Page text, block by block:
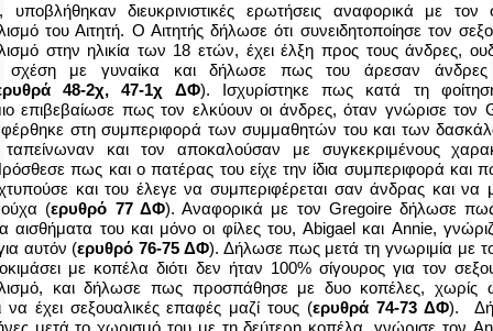
υποβλήθηκαν διευκρινιστικές ερωτήσεις αναφορικά με τον
του Αιτητή. Ο Αιτητής δήλωσε ότι συνειδητοποίησε τον
στην ηλικία των 18 ετών, έχει έλξη προς τους άνδρες,
σχέση με γυναίκα και δήλωσε πως του άρεσαν άνδρες
48-2χ, 47-1χ ΔΦ). Ισχυρίστηκε πως κατά τη
επιβεβαίωσε πως τον ελκύουν οι άνδρες, όταν γνώρισε τον
στη συμπεριφορά των συμμαθητών του και των
ταπείνωναν και τον αποκαλούσαν με συγκεκριμένους
πως και ο πατέρας του είχε την ίδια συμπεριφορά και
και του έλεγε να συμπεριφέρεται σαν άνδρας και να
(ερυθρό 77 ΔΦ). Αναφορικά με τον Gregoireδήλωσε πως
αισθήματα του και μόνο οι φίλες του,Abigael και Annie,
αυτόν (ερυθρό 76-75 ΔΦ). Δήλωσε πως μετά τη γνωριμία με
με κοπέλα διότι δεν ήταν 100% σίγουρος για τον
και δήλωσε πως προσπάθησε με δυο κοπέλες, χωρίς
να έχει σεξουαλικές επαφές μαζί τους (ερυθρά 74-73 ΔΦ).
μετά το χωρισμό του με τη δεύτερη κοπέλα, γνώρισε τον